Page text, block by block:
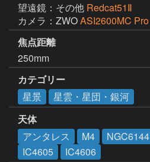
望遠鏡：その他 Redcat51Ⅱ
カメラ：ZWOASI2600MC Pro
焦点距離
250mm
カテゴリー
星景
星雲・星団・銀河
天体
アンタレス
M4 NGC6144
IC4605
IC4606